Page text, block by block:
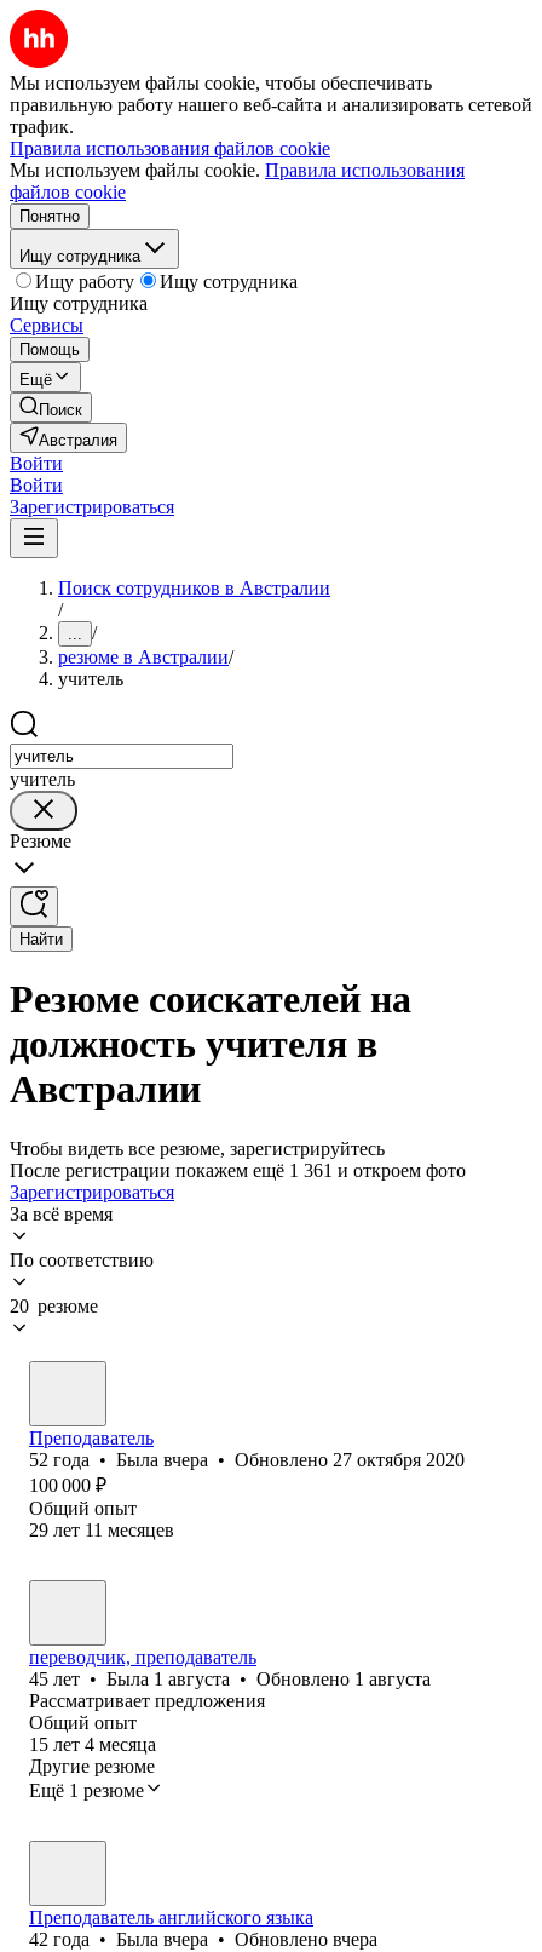
Мы используем файлы cookie, чтобы обеспечивать
правильную работу нашего веб-сайта и анализировать сетевой
трафик.
Правила использования файлов cookie
Мы используем файлы cookie. Правила использования
файлов cookie
Понятно
Ищу сотрудника
Ищу работу
Ищу сотрудника
Ищу сотрудника
Сервисы
Помощь
Ещё
Поиск
Австралия
Войти
Войти
Зарегистрироваться
Поиск сотрудников в Австралии
/
... /
резюме в Австралии/
учитель
учитель
Резюме
Найти
Резюме соискателей на
должность учителя в
Австралии
Чтобы видеть все резюме, зарегистрируйтесь
После регистрации покажем ещё 1 361 и откроем фото
Зарегистрироваться
За всё время
По соответствию
20 резюме
Преподаватель
52 года • Была вчера • Обновлено 27 октября 2020
100 000 ₽
Общий опыт
29 лет 11 месяцев
переводчик, преподаватель
45 лет • Была 1 августа • Обновлено 1 августа
Рассматривает предложения
Общий опыт
15 лет 4 месяца
Другие резюме
Ещё 1 резюме
Преподаватель английского языка
42 года • Была вчера • Обновлено вчера